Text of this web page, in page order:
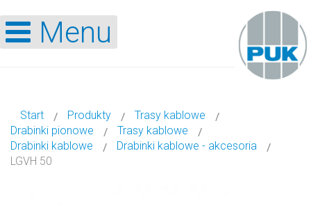
Menu
Start Produkty
Trasy kablowe
Drabinki pionowe
Trasy kablowe
Drabinki kablowe
Drabinki kablowe - akcesoria
LGVH 50